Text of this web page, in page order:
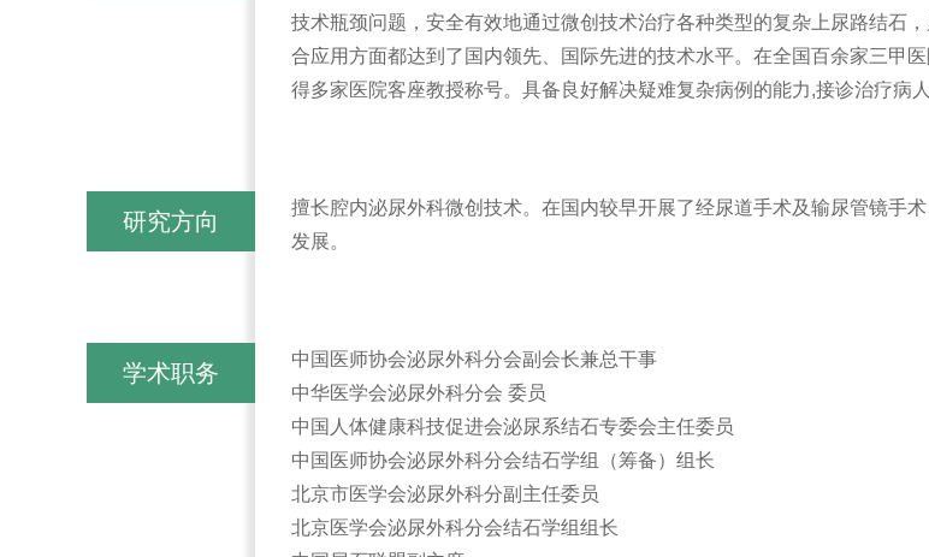
技术瓶颈问题，安全有效地通过微创技术治疗各种类型的复杂上尿路结石
合应用方面都达到了国内领先、国际先进的技术水平。在全国百余家三甲
得多家医院客座教授称号。具备良好解决疑难复杂病例的能力,接诊治疗病
研究方向
擅长腔内泌尿外科微创技术。在国内较早开展了经尿道手术及输尿管镜手
发展。
学术职务
中国医师协会泌尿外科分会副会长兼总干事
中华医学会泌尿外科分会 委员
中国人体健康科技促进会泌尿系结石专委会主任委员
中国医师协会泌尿外科分会结石学组（筹备）组长
北京市医学会泌尿外科分副主任委员
北京医学会泌尿外科分会结石学组组长